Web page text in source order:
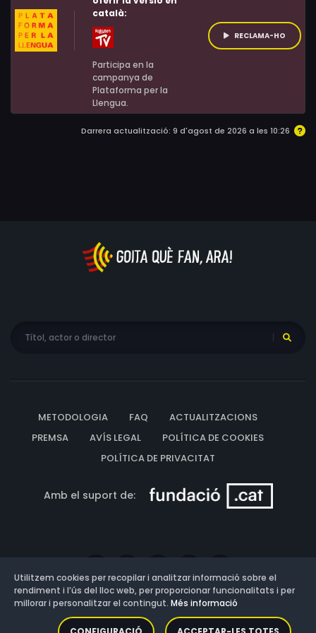
català:
Participa en la
campanya de
Plataforma per la
Llengua.
RECLAMA-HO
Darrera actualització: 9 d'agost de 2026 a les 10:26
METODOLOGIA FAQ
ACTUALITZACIONS
PREMSA
AVÍS LEGAL
POLÍTICA DE COOKIES
POLÍTICA DE PRIVACITAT
Amb el suport de:
Versió: 3.13.0.202607011342
Utilitzem cookies per recopilar i analitzar informació sobre el
rendiment i l’ús del lloc web, per proporcionar funcionalitats i per
millorar i personalitzar el contingut. Més informació